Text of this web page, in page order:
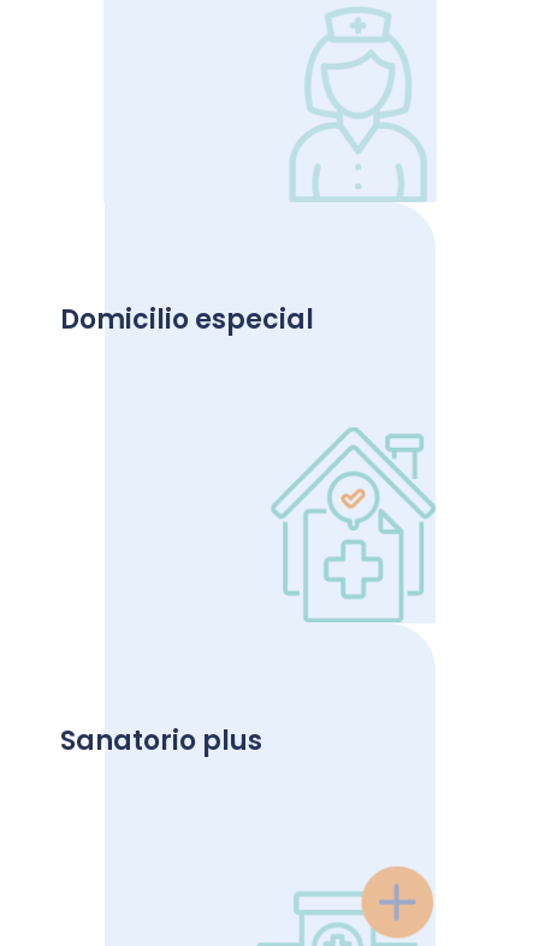
Domicilio especial
enfermedades agudas, incluyendo el apoyo
necesario para las actividades indicadas por el
Ver más
Sanatorio plus
que tienen contratado el servicio de cobertura en